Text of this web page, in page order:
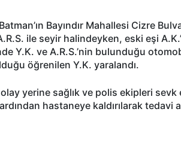
Bayındır Mahallesi Cizre
ile seyir halindeyken, eski eşi
Y.K. ve A.R.S.’nin bulunduğu
öğrenilen Y.K. yaralandı.
yerine sağlık ve polis ekipleri sevk
hastaneye kaldırılarak tedavi